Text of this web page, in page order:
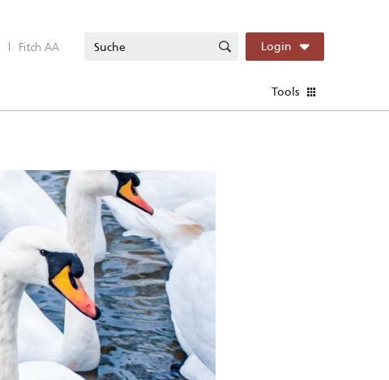
| Fitch AA Login
Tools